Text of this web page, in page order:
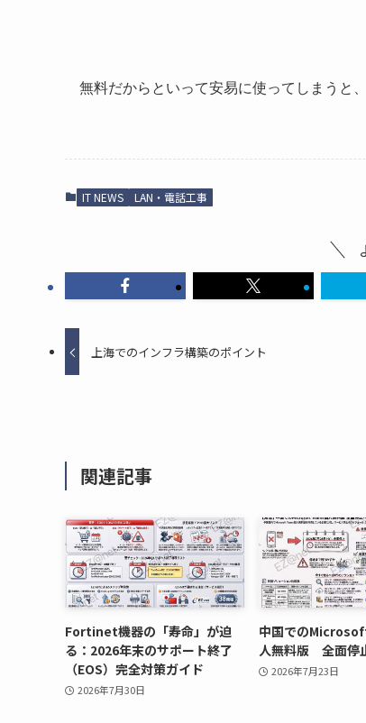
無料だからといって安易に使ってしまうと
IT NEWS LAN・電話工事
上海でのインフラ構築のポイント
関連記事
Fortinet機器の「寿命」が迫
る：2026年末のサポート終了
（EOS）完全対策ガイド
2026年7月30日
中国での
人無料版 全面停
2026年7月23日